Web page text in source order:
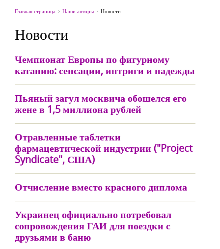
Главная страница Наши авторы Новости
Новости
Чемпионат Европы по фигурному
катанию: сенсации, интриги и надежды
Пьяный загул москвича обошелся его
жене в 1,5 миллиона рублей
Отравленные таблетки
фармацевтической индустрии ("Project
Syndicate", США)
Отчисление вместо красного диплома
Украинец официально потребовал
сопровождения ГАИ для поездки с
друзьями в баню